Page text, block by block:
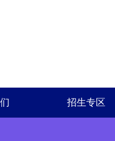
招生专区